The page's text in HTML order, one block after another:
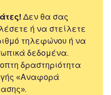
Δεν θα σας
ή να στείλετε
τηλεφώνου ή να
δεδομένα.
δραστηριότητα
«Αναφορά